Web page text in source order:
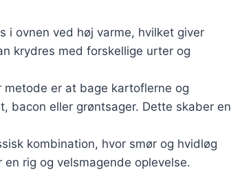
i ovnen ved høj varme, hvilket giver
krydres med forskellige urter og
er at bage kartoflerne og
bacon eller grøntsager. Dette skaber en
kombination, hvor smør og hvidløg
rig og velsmagende oplevelse.